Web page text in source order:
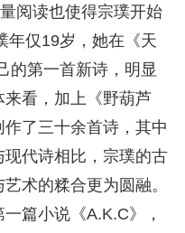
阅读也使得宗璞开始
年仅19岁，她在《天
的第一首新诗，明显
看，加上《野葫芦
了三十余首诗，其中
代诗相比，宗璞的古
术的糅合更为圆融。
篇小说《A.K.C》，